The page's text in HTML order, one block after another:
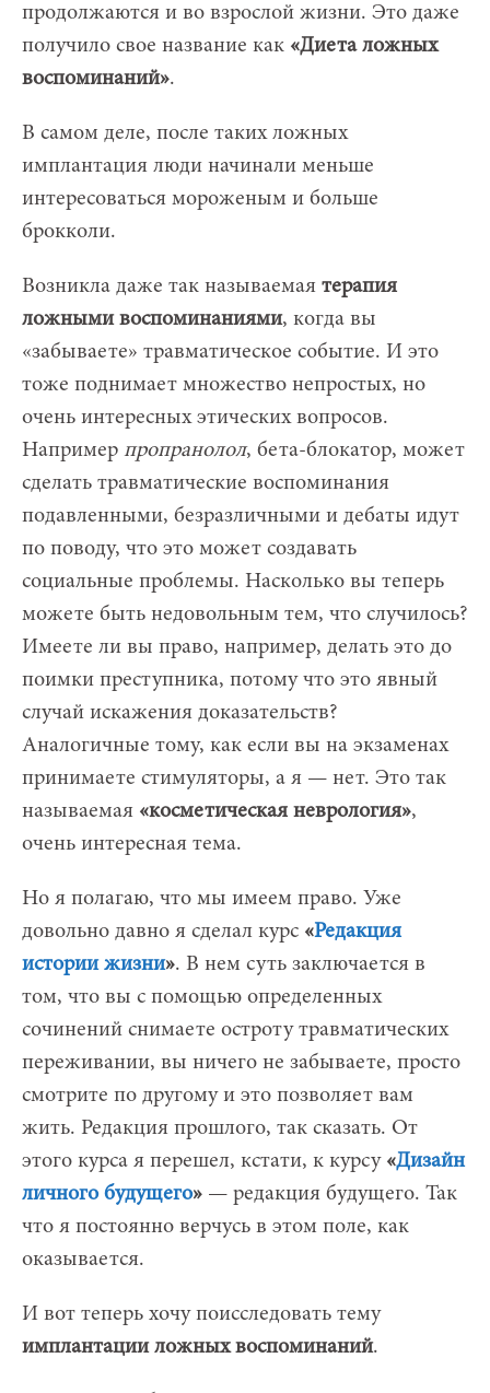
продолжаются и во взрослой жизни. Это даже
получило свое название как «Диета ложных
воспоминаний».
В самом деле, после таких ложных
имплантация люди начинали меньше
интересоваться мороженым и больше
брокколи.
Возникла даже так называемая терапия
ложными воспоминаниями, когда вы
«забываете» травматическое событие. И это
тоже поднимает множество непростых, но
очень интересных этических вопросов.
Например пропранолол, бета-блокатор, может
сделать травматические воспоминания
подавленными, безразличными и дебаты идут
по поводу, что это может создавать
социальные проблемы. Насколько вы теперь
можете быть недовольным тем, что случилось?
Имеете ли вы право, например, делать это до
поимки преступника, потому что это явный
случай искажения доказательств?
Аналогичные тому, как если вы на экзаменах
принимаете стимуляторы, а я — нет. Это так
называемая «косметическая неврология»,
очень интересная тема.
Но я полагаю, что мы имеем право. Уже
довольно давно я сделал курс «Редакция
истории жизни». В нем суть заключается в
том, что вы с помощью определенных
сочинений снимаете остроту травматических
переживании, вы ничего не забываете, просто
смотрите по другому и это позволяет вам
жить. Редакция прошлого, так сказать. От
этого курса я перешел, кстати, к курсу «Дизайн
личного будущего» — редакция будущего. Так
что я постоянно верчусь в этом поле, как
оказывается.
И вот теперь хочу поисследовать тему
имплантации ложных воспоминаний.